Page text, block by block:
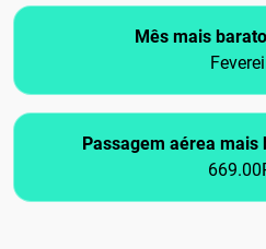
Mês mais
Passagem aérea